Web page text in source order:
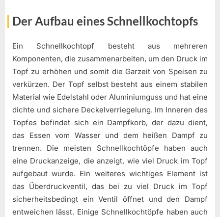
Der Aufbau eines Schnellkochtopfs
Ein Schnellkochtopf besteht aus mehreren
Komponenten, die zusammenarbeiten, um den Druck im
Topf zu erhöhen und somit die Garzeit von Speisen zu
verkürzen. Der Topf selbst besteht aus einem stabilen
Material wie Edelstahl oder Aluminiumguss und hat eine
dichte und sichere Deckelverriegelung. Im Inneren des
Topfes befindet sich ein Dampfkorb, der dazu dient,
das Essen vom Wasser und dem heißen Dampf zu
trennen. Die meisten Schnellkochtöpfe haben auch
eine Druckanzeige, die anzeigt, wie viel Druck im Topf
aufgebaut wurde. Ein weiteres wichtiges Element ist
das Überdruckventil, das bei zu viel Druck im Topf
sicherheitsbedingt ein Ventil öffnet und den Dampf
entweichen lässt. Einige Schnellkochtöpfe haben auch